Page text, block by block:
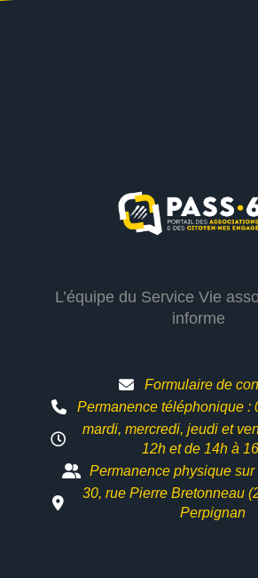
L’équipe du Service Vie
informe
Formulaire de
Permanence téléphonique :
mardi, mercredi, jeudi et
12h etde 14h à
Permanence physique
30, rue Pierre Bretonneau
Perpignan